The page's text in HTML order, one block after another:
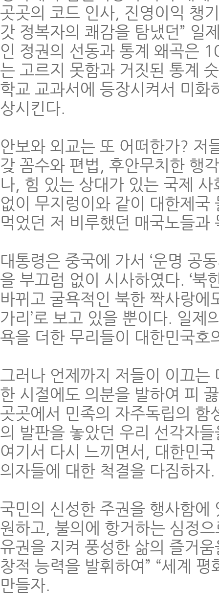
곳곳의 코드 인사, 진영이익 챙
갓 정복자의 쾌감을 탐냈던” 일
인 정권의 선동과 통계 왜곡은
는 고르지 못함과 거짓된 통계
학교 교과서에 등장시켜서 미
상시킨다.
안보와 외교는 또 어떠한가? 저
갖 꼼수와 편법, 후안무치한 행
나, 힘 있는 상대가 있는 국제
없이 무지렁이와 같이 대한제
먹었던 저 비루했던 매국노들과
대통령은 중국에 가서 ‘운명 공
을 부끄럼 없이 시사하였다. ‘북
바뀌고 굴욕적인 북한 짝사랑에
가리’로 보고 있을 뿐이다. 일
욕을 더한 무리들이 대한민국
그러나 언제까지 저들이 이끄
한 시절에도 의분을 발하여 피
곳곳에서 민족의 자주독립의
의 발판을 놓았던 우리 선각자
여기서 다시 느끼면서, 대한민
의자들에 대한 척결을 다짐하자.
국민의 신성한 주권을 행사함
원하고, 불의에 항거하는 심정
유권을 지켜 풍성한 삶의 즐거
창적 능력을 발휘하여” “세계
만들자.